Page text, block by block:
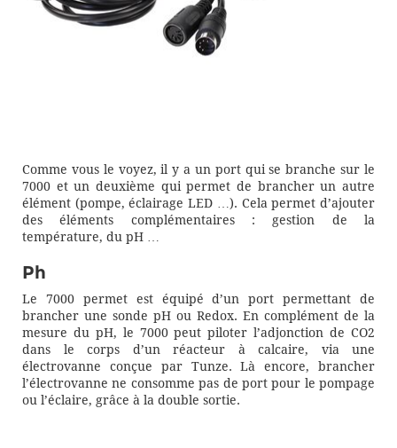
Comme vous le voyez, il y a un port qui se branche sur le
7000 et un deuxième qui permet de brancher un autre
élément (pompe, éclairage LED …). Cela permet d’ajouter
des éléments complémentaires : gestion de la
température, du pH …
Ph
Le 7000 permet est équipé d’un port permettant de
brancher une sonde pH ou Redox. En complément de la
mesure du pH, le 7000 peut piloter l’adjonction de CO2
dans le corps d’un réacteur à calcaire, via une
électrovanne conçue par Tunze. Là encore, brancher
l’électrovanne ne consomme pas de port pour le pompage
ou l’éclaire, grâce à la double sortie.